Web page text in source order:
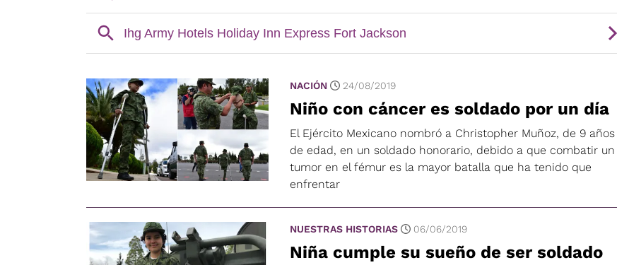
NACIÓN 24/08/2019
Niño con cáncer es soldado por un día
El Ejército Mexicano nombró a Christopher Muñoz, de 9 años
de edad, en un soldado honorario, debido a que combatir un
tumor en el fémur es la mayor batalla que ha tenido que
enfrentar
NUESTRAS HISTORIAS 06/06/2019
Niña cumple su sueño de ser soldado